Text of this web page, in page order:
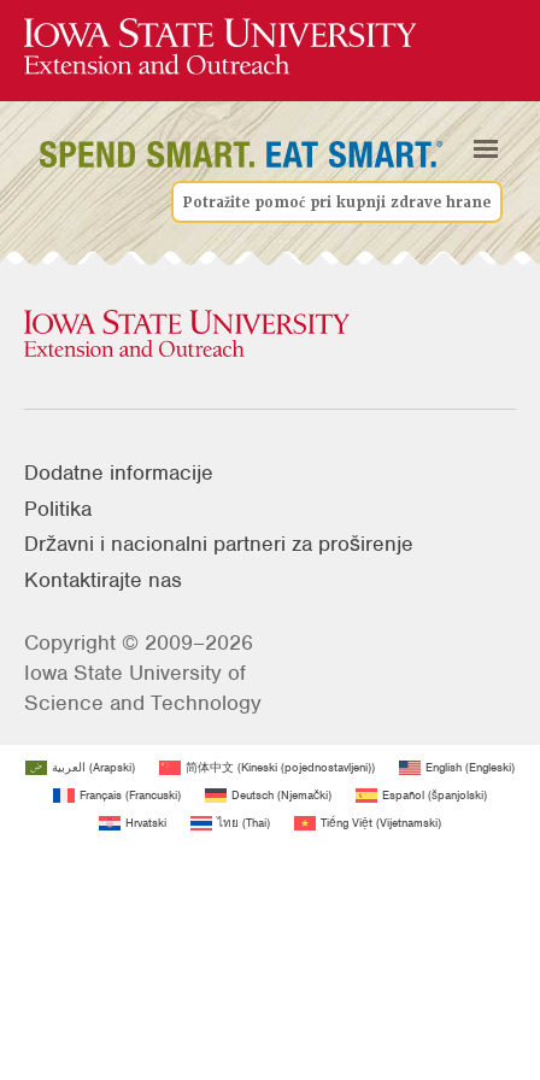
Potražite pomoć pri kupnji zdrave hrane
Dodatne informacije
Politika
Državni i nacionalni partneri za proširenje
Kontaktirajte nas
Copyright © 2009–2026
Iowa State University of
Science and Technology
العربية (Arapski) 简体中文 (Kineski (pojednostavljeni)) English (Engleski)
Français (Francuski) Deutsch (Njemački) Español (španjolski)
Hrvatski
ไทย (Thai) Tiếng Việt (Vijetnamski)